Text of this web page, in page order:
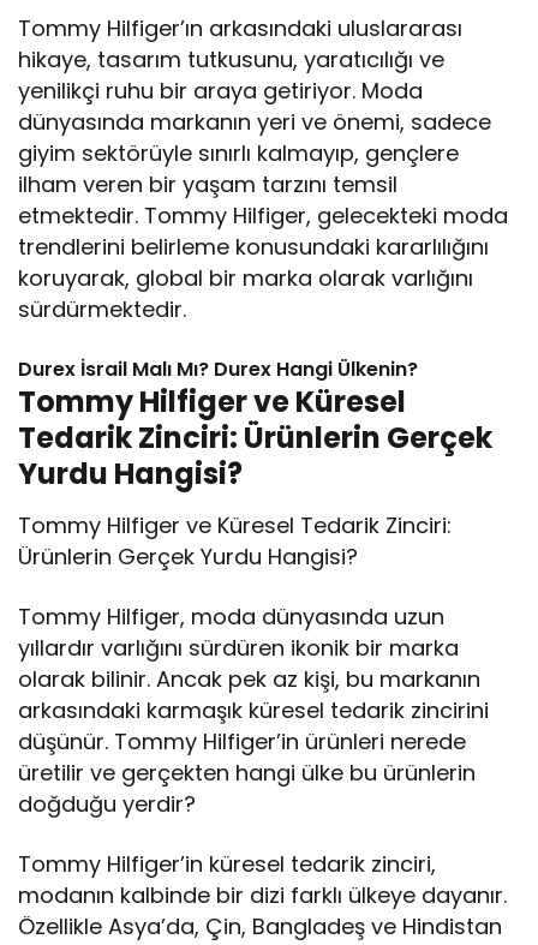
Tommy Hilfiger’ın arkasındaki uluslararası
hikaye, tasarım tutkusunu, yaratıcılığı ve
yenilikçi ruhu bir araya getiriyor. Moda
dünyasında markanın yeri ve önemi, sadece
giyim sektörüyle sınırlı kalmayıp, gençlere
ilham veren bir yaşam tarzını temsil
etmektedir. Tommy Hilfiger, gelecekteki moda
trendlerini belirleme konusundaki kararlılığını
koruyarak, global bir marka olarak varlığını
sürdürmektedir.
Durex İsrail Malı Mı? Durex Hangi Ülkenin?
Tommy Hilfiger ve Küresel
Tedarik Zinciri: Ürünlerin Gerçek
Yurdu Hangisi?
Tommy Hilfiger ve Küresel Tedarik Zinciri:
Ürünlerin Gerçek Yurdu Hangisi?
Tommy Hilfiger, moda dünyasında uzun
yıllardır varlığını sürdüren ikonik bir marka
olarak bilinir. Ancak pek az kişi, bu markanın
arkasındaki karmaşık küresel tedarik zincirini
düşünür. Tommy Hilfiger’in ürünleri nerede
üretilir ve gerçekten hangi ülke bu ürünlerin
doğduğu yerdir?
Tommy Hilfiger’in küresel tedarik zinciri,
modanın kalbinde bir dizi farklı ülkeye dayanır.
Özellikle Asya’da, Çin, Bangladeş ve Hindistan